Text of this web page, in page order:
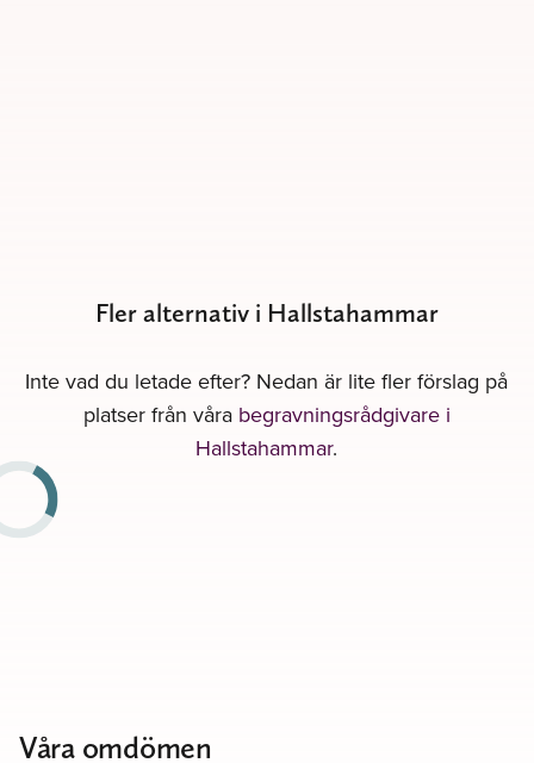
Fler alternativ i Hallstahammar
Inte vad du letade efter? Nedan är lite fler förslag på
platser från våra begravningsrådgivare i
Hallstahammar.
Våra omdömen